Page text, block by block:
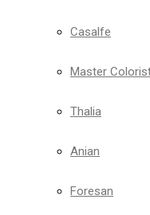
Casalfe
Master
Thalia
Anian
Foresan